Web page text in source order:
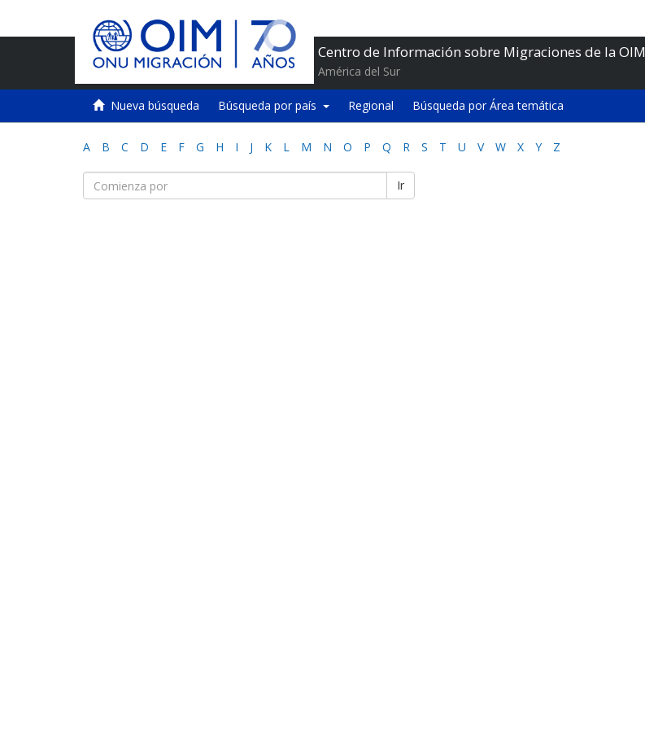
Centro de Información sobre Migraciones de la OIM
América del Sur
Nueva búsqueda Búsqueda por país Regional Búsqueda por Área temática
A B C D E F G H I J K L M N O P Q R S T U V W X Y Z
Ir